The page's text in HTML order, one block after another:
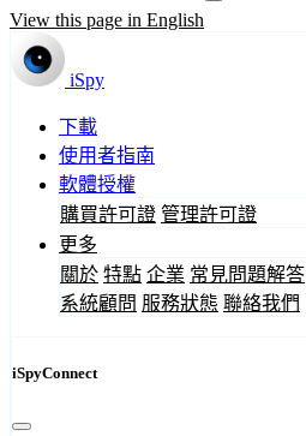
View this page in English
iSpy
下載
使用者指南
軟體授權
購買許可證 管理許可證
更多
關於 特點 企業 常見問題解答
系統顧問 服務狀態 聯絡我們
iSpyConnect